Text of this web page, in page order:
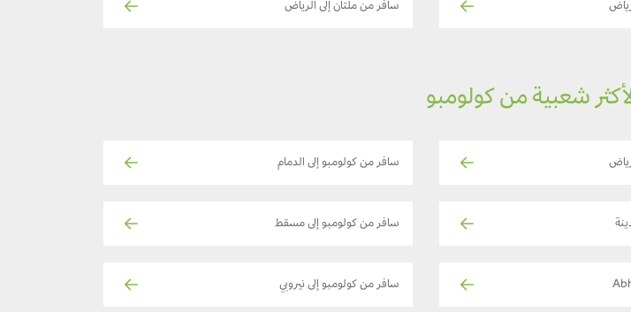
سافر من ملتان إلى الرياض
شعبية من كولومبو
سافر من كولومبو إلى الدمام
سافر من كولومبو إلى مسقط
سافر من كولومبو إلى نيروبي